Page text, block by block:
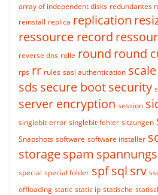
array of independent disks redundantes
reinstall replica replication
ressource record
reverse dns rolle round round
rps rr rules sasl authentication scale
sds secure bootsecurity
server encryption session
singlebit-error singlebit-fehler sitzungen
Snapshots software software installer
storagespam
special special folder spfsql srv
offloading static static ip statische